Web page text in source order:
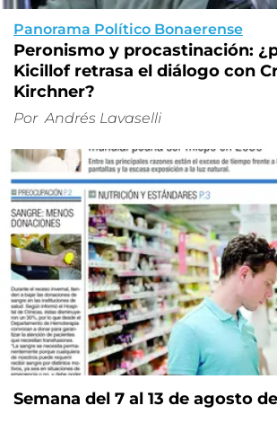
Panorama Político Bonaerense
Peronismo y procastinación:
Kicillof retrasa el diálogo con
Kirchner?
Por Andrés Lavaselli
Semana del 7 al 13 de agosto